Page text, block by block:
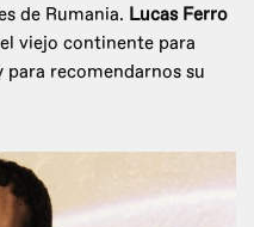
de Rumania. Lucas Ferro
viejo continente para
recomendarnos su